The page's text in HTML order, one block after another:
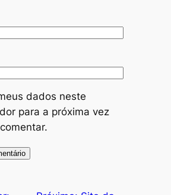
dados neste
para a próxima vez